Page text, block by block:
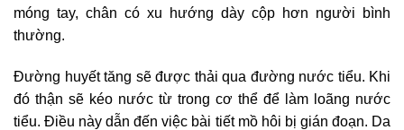
móng tay, chân có xu hướng dày cộp hơn người bình
thường.
Đường huyết tăng sẽ được thải qua đường nước tiểu. Khi
đó thận sẽ kéo nước từ trong cơ thể để làm loãng nước
tiểu. Điều này dẫn đến việc bài tiết mồ hôi bị gián đoạn. Da